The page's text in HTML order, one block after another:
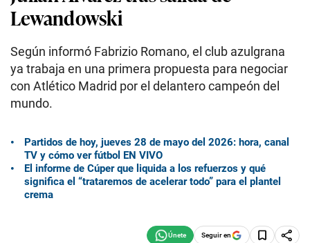
Lewandowski
Según informó Fabrizio Romano, el club azulgrana
ya trabaja en una primera propuesta para negociar
con Atlético Madrid por el delantero campeón del
mundo.
Partidos de hoy, jueves 28 de mayo del 2026: hora, canal
TV y cómo ver fútbol EN VIVO
El informe de Cúper que liquida a los refuerzos y qué
significa el “trataremos de acelerar todo” para el plantel
crema
Seguir en